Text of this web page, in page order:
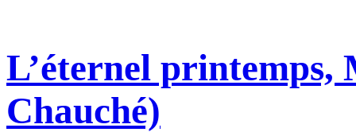
L’éternel
Chauché)